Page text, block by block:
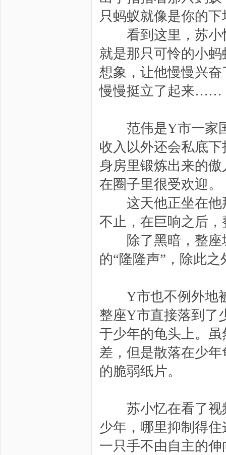
只蚂蚁就像是你的下
看到这里，苏小
就是那只可怜的小
想象，让他慢慢兴
慢慢挺立了起来……
范伟是Y市一家国
收入以外还会私底
身房里锻炼出来的
在圈子里很受欢迎。
这天他正坐在他
不止，在巨响之后
除了黑暗，整座
的“隆隆声”，除此
Y市也不例外地被
整座Y市直接落到了
于少年的龟头上。
差，但是散落在少
的脆弱纸片。
苏小忆在看了视
少年，哪里抑制得
一只手不由自主的